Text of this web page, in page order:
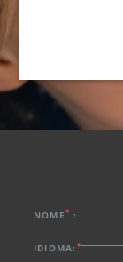
NOME * :
IDIOMA: *